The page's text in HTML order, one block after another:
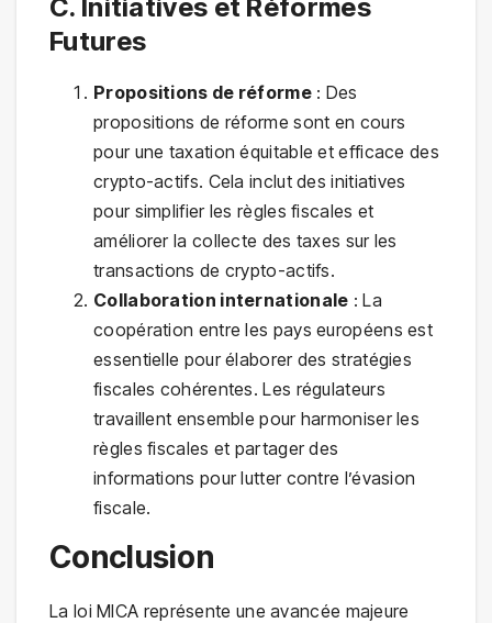
C. Initiatives et Réformes
Futures
Propositions de réforme: Des
propositions de réforme sont en cours
pour une taxation équitable et efficace des
crypto-actifs. Cela inclut des initiatives
pour simplifier les règles fiscales et
améliorer la collecte des taxes sur les
transactions de crypto-actifs.
Collaboration internationale : La
coopération entre les pays européens est
essentielle pour élaborer des stratégies
fiscales cohérentes. Les régulateurs
travaillent ensemble pour harmoniser les
règles fiscales et partager des
informations pour lutter contre l’évasion
fiscale.
Conclusion
La loi MICA représente une avancée majeure